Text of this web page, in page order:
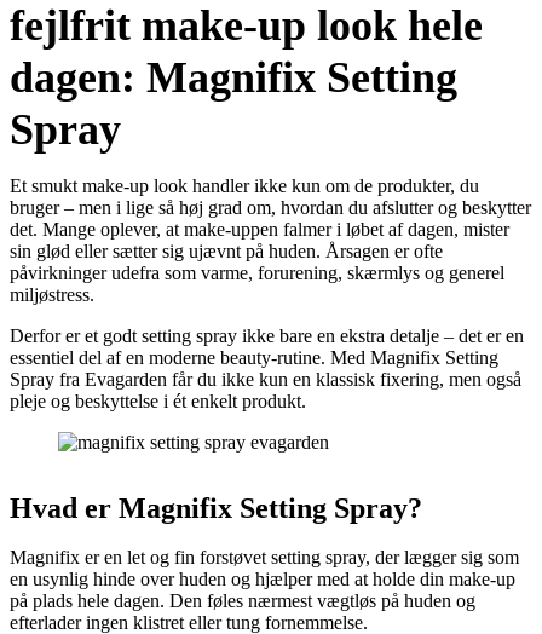
fejlfrit make-up look hele
dagen: Magnifix Setting
Spray
Et smukt make-up look handler ikke kun om de produkter, du
bruger – men i lige så høj grad om, hvordan du afslutter og beskytter
det. Mange oplever, at make-uppen falmer i løbet af dagen, mister
sin glød eller sætter sig ujævnt på huden. Årsagen er ofte
påvirkninger udefra som varme, forurening, skærmlys og generel
miljøstress.
Derfor er et godt setting spray ikke bare en ekstra detalje – det er en
essentiel del af en moderne beauty-rutine. Med Magnifix Setting
Spray fra Evagarden får du ikke kun en klassisk fixering, men også
pleje og beskyttelse i ét enkelt produkt.
Hvad er Magnifix Setting Spray?
Magnifix er en let og fin forstøvet setting spray, der lægger sig som
en usynlig hinde over huden og hjælper med at holde din make-up
på plads hele dagen. Den føles nærmest vægtløs på huden og
efterlader ingen klistret eller tung fornemmelse.